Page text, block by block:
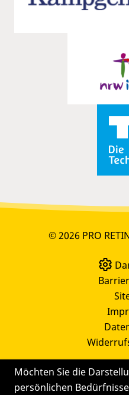
Möchten Sie die
persönlichen
© 2026 PRO